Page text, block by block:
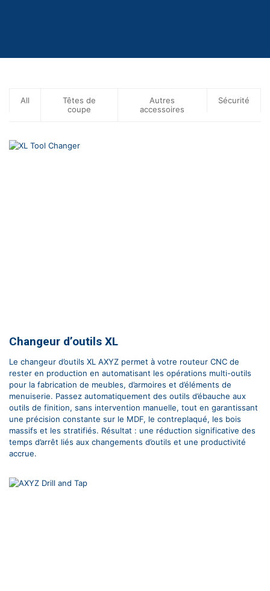
All
Têtes de
coupe
Autres
accessoires
Sécurité
Changeur d’outils XL
Le changeur d’outils XL AXYZ permet à votre routeur CNC de
rester en production en automatisant les opérations multi-outils
pour la fabrication de meubles, d’armoires et d’éléments de
menuiserie. Passez automatiquement des outils d’ébauche aux
outils de finition, sans intervention manuelle, tout en garantissant
une précision constante sur le MDF, le contreplaqué, les bois
massifs et les stratifiés. Résultat : une réduction significative des
temps d’arrêt liés aux changements d’outils et une productivité
accrue.